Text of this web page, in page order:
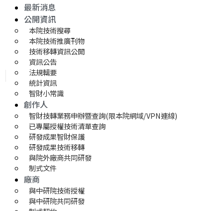
最新消息
公開資訊
本院技術搜尋
本院技術推廣刊物
技術移轉資訊公開
資訊公告
法規輯要
統計資訊
智財小常識
創作人
智財技轉業務申辦暨查詢(限本院網域/VPN連線)
已專屬授權技術清單查詢
研發成果智財保護
研發成果技術移轉
與院外廠商共同研發
制式文件
廠商
與中研院技術授權
與中研院共同研發